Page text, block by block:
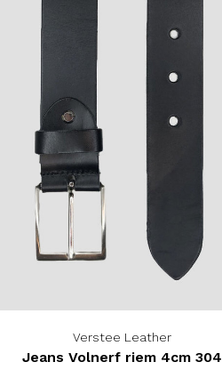
Verstee Leather
Jeans Volnerf riem 4cm 304